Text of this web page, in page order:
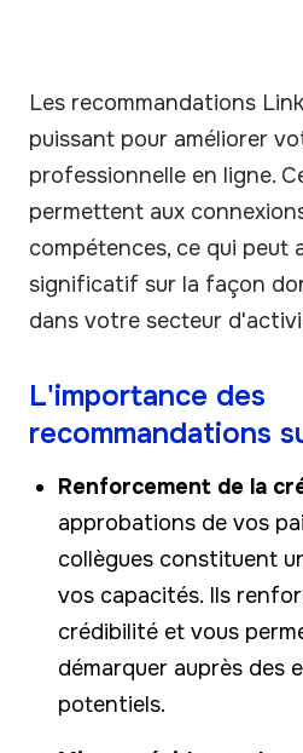
Les recommandations
puissant pour améliorer
professionnelle en ligne.
permettent aux
compétences, ce qui peut
significatif sur la façon
dans votre secteur
L'importance des
recommandations
Renforcement de la
approbations de vos
collègues constituent
vos capacités. Ils
crédibilité et vous
démarquer auprès des
potentiels.